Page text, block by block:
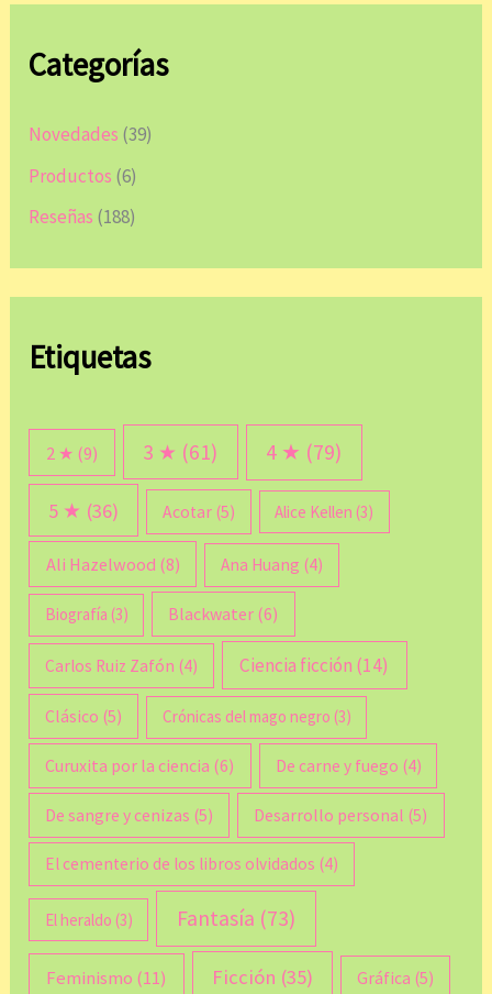
Categorías
Novedades (39)
Productos (6)
Reseñas (188)
Etiquetas
2 ★ (9) 3 ★ (61) 4 ★ (79)
5 ★ (36) Acotar(5) Alice Kellen (3)
Ali Hazelwood (8) Ana Huang (4)
Biografía (3) Blackwater (6)
Carlos Ruiz Zafón (4) Ciencia ficción (14)
Clásico (5) Crónicas del mago negro (3)
Curuxita por la ciencia (6) De carne y fuego (4)
De sangre y cenizas (5) Desarrollo personal (5)
El cementerio de los libros olvidados (4)
El heraldo (3) Fantasía (73)
Feminismo (11) Ficción (35) Gráfica (5)